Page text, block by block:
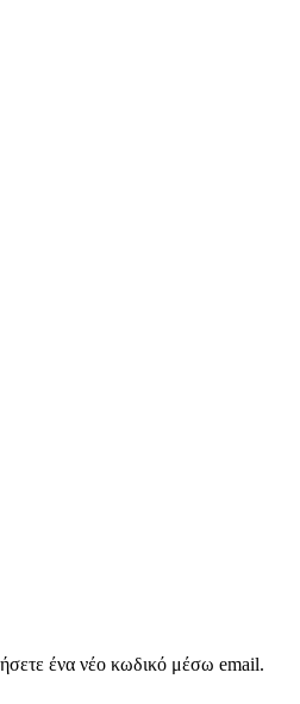
ένα νέο κωδικό μέσω email.